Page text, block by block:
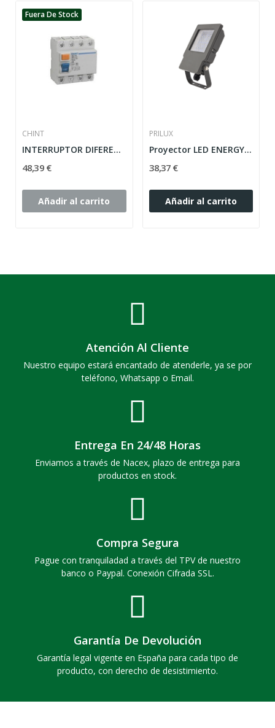
Fuera De Stock
CHINT
INTERRUPTOR DIFERENCIAL 4 POLOS 40A 30MA NL1...
48,39 €
Añadir al carrito
PRILUX
Proyector LED ENERGY TECH 40W 830 90º IP65 GRIS...
38,37 €
Añadir al carrito
Atención Al Cliente
Nuestro equipo estará encantado de atenderle, ya se por
teléfono, Whatsapp o Email.
Entrega En 24/48 Horas
Enviamos a través de Nacex, plazo de entrega para
productos en stock.
Compra Segura
Pague con tranquiladad a través del TPV de nuestro
banco o Paypal. Conexión Cifrada SSL.
Garantía De Devolución
Garantía legal vigente en España para cada tipo de
producto, con derecho de desistimiento.